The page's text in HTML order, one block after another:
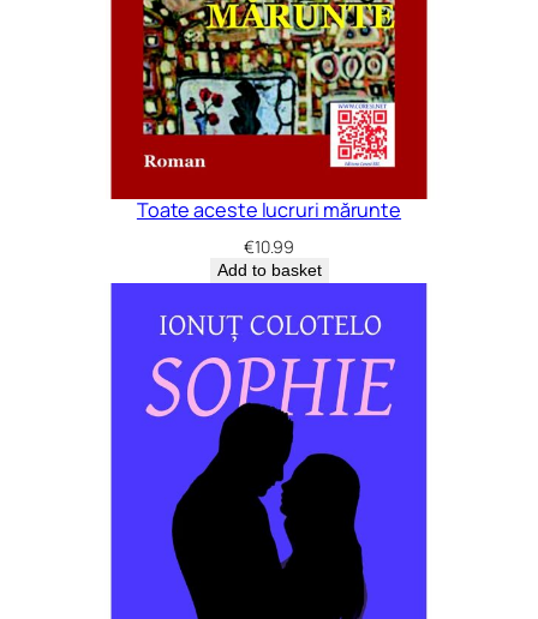
Toate aceste lucruri mărunte
€10.99
Add to basket